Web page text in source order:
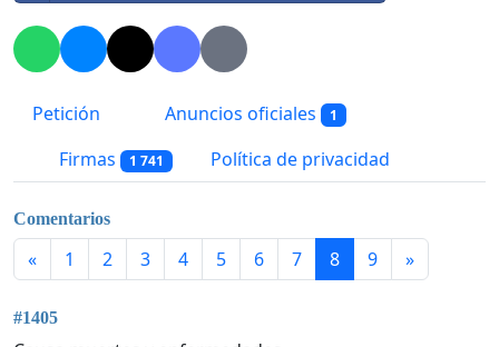
Petición Anuncios oficiales 1
Firmas 1 741 Política de privacidad
Comentarios
« 1 2 3 4 5 6 7 8 9 »
#1405